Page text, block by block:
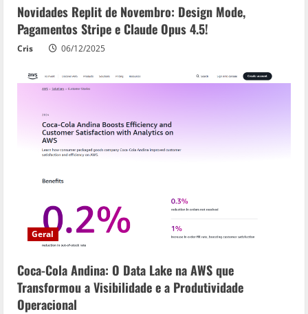
Novidades Replit de Novembro: Design Mode,
Pagamentos Stripe e Claude Opus 4.5!
Cris 06/12/2025
Geral
Coca-Cola Andina: O Data Lake na AWS que
Transformou a Visibilidade e a Produtividade
Operacional